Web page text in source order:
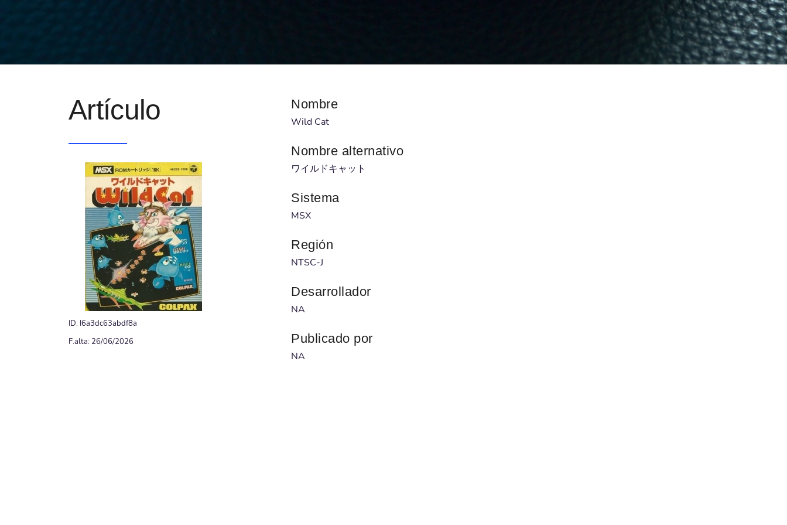
Artículo
ID: I6a3dc63abdf8a
F.alta: 26/06/2026
Nombre
Wild Cat
Nombre alternativo
ワイルドキャット
Sistema
MSX
Región
NTSC-J
Desarrollador
NA
Publicado por
NA